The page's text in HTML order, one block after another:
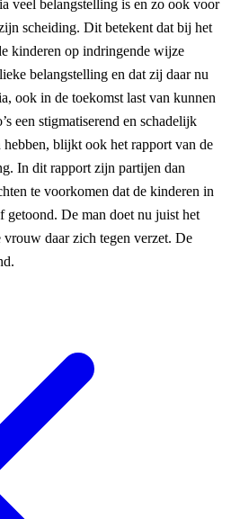
veel belangstelling is en zo ook voor
scheiding. Dit betekent dat bij het
kinderen op indringende wijze
belangstelling en dat zij daar nu
ook in de toekomst last van kunnen
een stigmatiserend en schadelijk
blijkt ook het rapport van de
In dit rapport zijn partijen dan
te voorkomen dat de kinderen in
getoond. De man doet nu juist het
vrouw daar zich tegen verzet. De